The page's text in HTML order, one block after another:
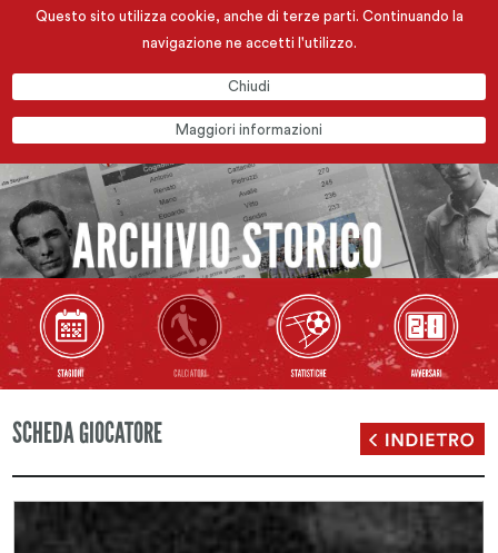
Questo sito utilizza cookie, anche di terze parti. Continuando la
navigazione ne accetti l'utilizzo.
Chiudi
Maggiori informazioni
SCHEDA GIOCATORE